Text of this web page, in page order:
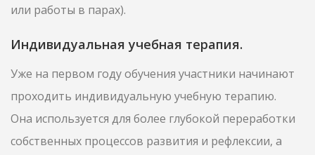
или работы в парах).
Индивидуальная учебная терапия.
Уже на первом году обучения участники начинают
проходить индивидуальную учебную терапию.
Она используется для более глубокой переработки
собственных процессов развития и рефлексии, а